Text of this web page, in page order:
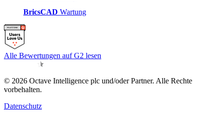
BricsCAD Wartung
Alle Bewertungen auf G2 lesen
© 2026 Octave Intelligence plc und/oder Partner. Alle Rechte
vorbehalten.
Datenschutz